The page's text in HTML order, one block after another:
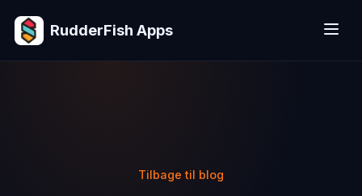
RudderFish Apps
Tilbage til blog